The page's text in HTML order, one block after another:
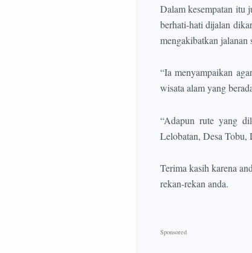
Dalam kesempatan itu
berhati-hati dijalan
mengakibatkan jalanan
“Ia menyampaikan
wisata alam yang
“Adapun rute yang
Lelobatan, Desa
Terima kasih karena
rekan-rekan anda.